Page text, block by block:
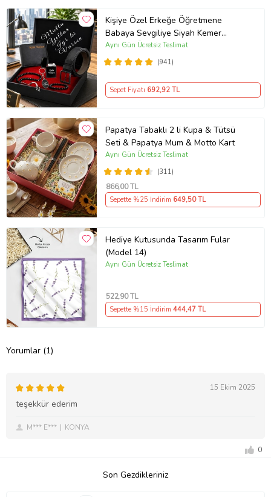
Kişiye Özel Erkeğe Öğretmene
Babaya Sevgiliye Siyah Kemer
Cüzdan Çakmak Seti Hediye Seti
(941)
Aynı Gün Ücretsiz Teslimat
Sepet Fiyatı 692,92 TL
Papatya Tabaklı 2 li Kupa & Tütsü
Seti & Papatya Mum & Motto Kart
(311)
Aynı Gün Ücretsiz Teslimat
866,00 TL
Sepette %25 İndirim 649,50 TL
Hediye Kutusunda Tasarım Fular
(Model 14)
Aynı Gün Ücretsiz Teslimat
522,90 TL
Sepette %15 İndirim 444,47 TL
Yorumlar (1)
15 Ekim 2025
teşekkür ederim
M*** E*** KONYA
0
Son Gezdikleriniz